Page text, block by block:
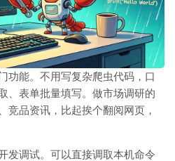
功能。不用写复杂爬虫代码，口
、表单批量填写。做市场调研的
竞品资讯，比起挨个翻阅网页，
发调试。可以直接调取本机命令